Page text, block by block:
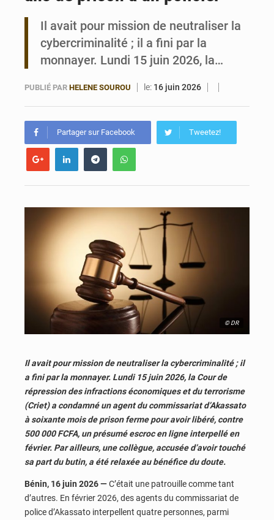
Bénin : Le CEG La Verdure de Ouèdo fait sa mue pour la rentrée
Il avait pour mission de neutraliser la
cybercriminalité ; il a fini par la
monnayer. Lundi 15 juin 2026, la…
PUBLIÉ PAR HELENE SOUROU le: 16 juin 2026
Partager sur Facebook Tweetez!
© DR
Il avait pour mission de neutraliser la cybercriminalité ; il
a fini par la monnayer. Lundi 15 juin 2026, la Cour de
répression des infractions économiques et du terrorisme
(Criet) a condamné un agent du commissariat d’Akassato
à soixante mois de prison ferme pour avoir libéré, contre
500 000 FCFA, un présumé escroc en ligne interpellé en
février. Par ailleurs, une collègue, accusée d’avoir touché
sa part du butin, a été relaxée au bénéfice du doute.
Bénin, 16 juin 2026 —C’était une patrouille comme tant
d’autres. En février 2026, des agents du commissariat de
police d’Akassato interpellent quatre personnes, parmi